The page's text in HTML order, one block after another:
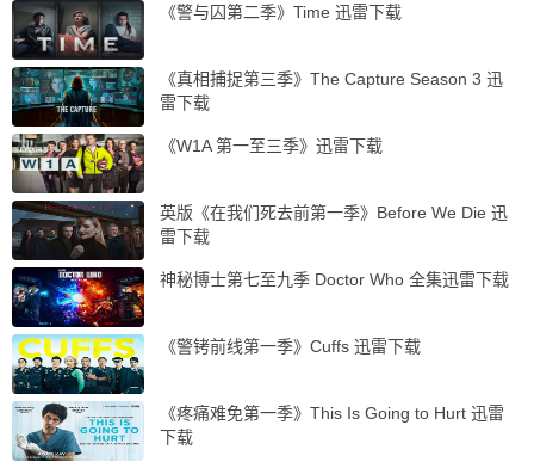
《警与囚第二季》Time 迅雷下载
《真相捕捉第三季》The Capture Season 3 迅
雷下载
《W1A 第一至三季》迅雷下载
英版《在我们死去前第一季》Before We Die 迅
雷下载
神秘博士第七至九季 Doctor Who 全集迅雷下载
《警铐前线第一季》Cuffs 迅雷下载
《疼痛难免第一季》This Is Going to Hurt 迅雷
下载